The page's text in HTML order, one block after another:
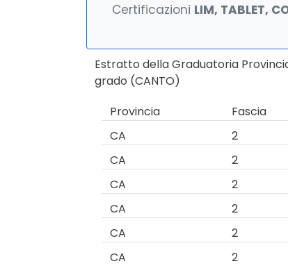
Certificazioni LIM, TABLET,
Estratto della Graduatoria
grado (CANTO)
Provincia
Fascia
CA
2
CA
2
CA
2
CA
2
CA
2
CA
2